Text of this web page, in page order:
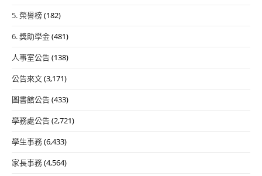
5. 榮譽榜(182)
6. 獎助學金(481)
人事室公告(138)
公告來文(3,171)
圖書館公告(433)
學務處公告(2,721)
學生事務(6,433)
家長事務(4,564)